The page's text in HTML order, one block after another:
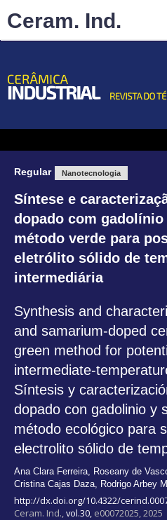
Regular Nanotecnologia
Síntese e
dopado com
método verde para
eletrólito sólido de
intermediária
Synthesis and
and samarium-doped
green method for
intermediate-
Síntesis y
dopado con gadolinio y
método ecológico para
electrolito sólido de
Ana Clara Ferreira Roseany de
Cristina Cajas Daza
Rodrigo Arbey
http://dx.doi.org/10.4322/
Ceram. Ind.,vol.30, e00072025, 2025
Ceram. Ind.